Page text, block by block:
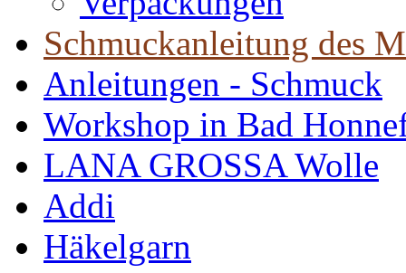
Schmuckanleitung des
Anleitungen - Schmuck
Workshop in Bad
LANA GROSSA Wolle
Addi
Häkelgarn